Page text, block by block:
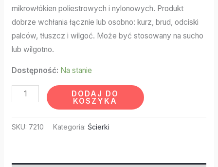
mikrowłókien poliestrowych i nylonowych. Produkt
dobrze wchłania łącznie lub osobno: kurz, brud, odciski
palców, tłuszcz i wilgoć. Może być stosowany na sucho
lub wilgotno.
Dostępność: Na stanie
DODAJ DO
KOSZYKA
SKU: 7210 Kategoria: Ścierki